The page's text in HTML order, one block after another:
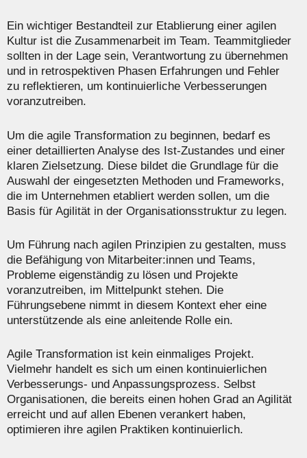
Ein wichtiger Bestandteil zur Etablierung einer agilen
Kultur ist die Zusammenarbeit im Team. Teammitglieder
sollten in der Lage sein, Verantwortung zu übernehmen
und in retrospektiven Phasen Erfahrungen und Fehler
zu reflektieren, um kontinuierliche Verbesserungen
voranzutreiben.
Um die agile Transformation zu beginnen, bedarf es
einer detaillierten Analyse des Ist-Zustandes und einer
klaren Zielsetzung. Diese bildet die Grundlage für die
Auswahl der eingesetzten Methoden und Frameworks,
die im Unternehmen etabliert werden sollen, um die
Basis für Agilität in der Organisationsstruktur zu legen.
Um Führung nach agilen Prinzipien zu gestalten, muss
die Befähigung von Mitarbeiter:innen und Teams,
Probleme eigenständig zu lösen und Projekte
voranzutreiben, im Mittelpunkt stehen. Die
Führungsebene nimmt in diesem Kontext eher eine
unterstützende als eine anleitende Rolle ein.
Agile Transformation ist kein einmaliges Projekt.
Vielmehr handelt es sich um einen kontinuierlichen
Verbesserungs- und Anpassungsprozess. Selbst
Organisationen, die bereits einen hohen Grad an Agilität
erreicht und auf allen Ebenen verankert haben,
optimieren ihre agilen Praktiken kontinuierlich.